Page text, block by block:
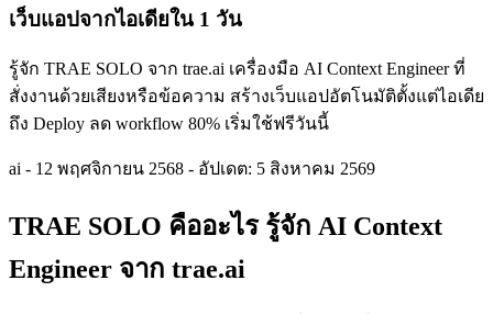
เว็บแอปจากไอเดียใน 1 วัน
รู้จัก TRAE SOLO จาก trae.ai เครื่องมือ AI Context Engineer ที่
สั่งงานด้วยเสียงหรือข้อความ สร้างเว็บแอปอัตโนมัติตั้งแต่ไอเดีย
ถึง Deploy ลด workflow 80% เริ่มใช้ฟรีวันนี้
ai - 12 พฤศจิกายน 2568 - อัปเดต: 5 สิงหาคม 2569
TRAE SOLO คืออะไร รู้จัก AI Context
Engineer จาก trae.ai